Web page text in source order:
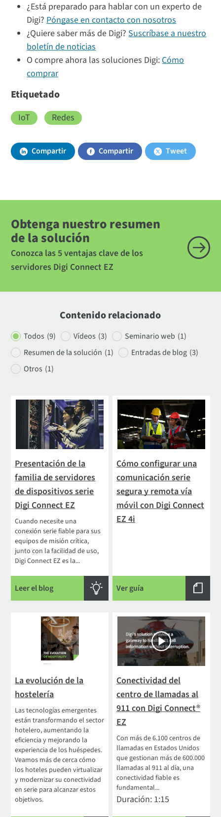
¿Está preparado para hablar con un experto de
Digi?Póngase en contacto con nosotros
¿Quiere saber más de Digi?Suscríbase a nuestro
boletín de noticias
O compre ahora las soluciones Digi:Cómo
comprar
Etiquetado
IoT Redes
Compartir Compartir Tweet
Obtenga nuestro resumen
de la solución
Conozca las 5 ventajas clave de los
servidores Digi Connect EZ
Contenido relacionado
Todos (9) Vídeos (3) Seminario web (1)
Resumen de la solución (1) Entradas de blog (3)
Otros (1)
Presentación de la
familia de servidores
de dispositivos serie
Digi Connect EZ
Cuando necesite una
conexión serie fiable para sus
equipos de misión crítica,
junto con la facilidad de uso,
Digi Connect EZ es la...
Leer el blog
Cómo configurar una
comunicación serie
segura y remota vía
móvil con Digi Connect
EZ 4i
Ver guía
La evolución de la
hostelería
Las tecnologías emergentes
están transformando el sector
hotelero, aumentando la
eficiencia y mejorando la
experiencia de los huéspedes.
Veamos más de cerca cómo
los hoteles pueden virtualizar
y modernizar su conectividad
en serie para alcanzar estos
objetivos.
Conectividad del
centro de llamadas al
911 con Digi Connect®
EZ
Con más de 6.100 centros de
llamadas en Estados Unidos
que gestionan más de 600.000
llamadas al 911 al día, una
conectividad fiable es
fundamental...
Duración: 1:15